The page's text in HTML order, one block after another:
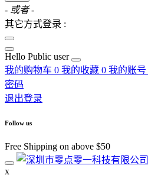
- 或者 -
其它方式登录 :
Hello Public user
我的购物车 0 我的收藏 0 我的账号
密码
退出登录
Follow us
Free Shipping on above $50
x